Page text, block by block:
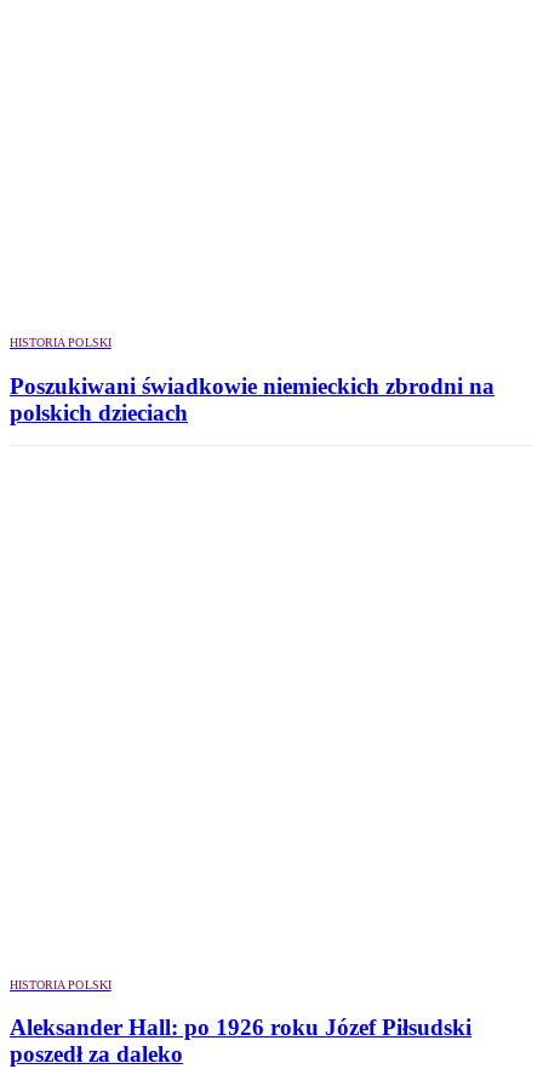
HISTORIA POLSKI
Poszukiwani świadkowie niemieckich zbrodni na
polskich dzieciach
HISTORIA POLSKI
Aleksander Hall: po 1926 roku Józef Piłsudski
poszedł za daleko